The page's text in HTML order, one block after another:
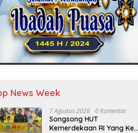
News Week
7 Agustus 2026 0 Komentar
Songsong HUT
Kemerdekaan RI Yang Ke-